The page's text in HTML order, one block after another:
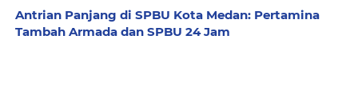
Antrian Panjang di SPBU Kota Medan: Pertamina
Tambah Armada dan SPBU 24 Jam